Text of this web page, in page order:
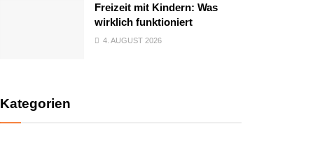
Freizeit mit Kindern: Was
wirklich funktioniert
4. AUGUST 2026
Kategorien